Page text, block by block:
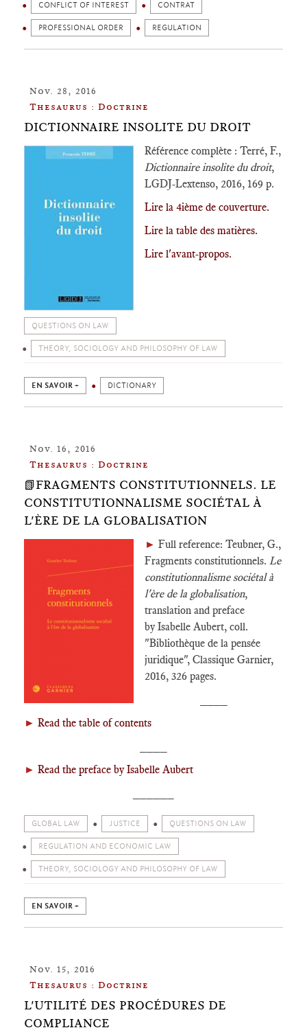
CONFLICT OF INTEREST CONTRAT
PROFESSIONAL ORDER REGULATION
Nov. 28, 2016
Thesaurus : Doctrine
DICTIONNAIRE INSOLITE DU DROIT
Référence complète : Terré, F.,
Dictionnaire insolite du droit,
LGDJ-Lextenso, 2016, 169 p.
Lire la 4ième de couverture.
Lire la table des matières.
Lire l'avant-propos.
QUESTIONS ON LAW
THEORY, SOCIOLOGY AND PHILOSOPHY OF LAW
EN SAVOIR + DICTIONARY
Nov. 16, 2016
Thesaurus : Doctrine
📗FRAGMENTS CONSTITUTIONNELS. LE
CONSTITUTIONNALISME SOCIÉTAL À
L'ÈRE DE LA GLOBALISATION
► Full reference: Teubner, G.,
Fragments constitutionnels. Le
constitutionnalisme sociétal à
l'ère de la globalisation,
translation and preface
by Isabelle Aubert, coll.
"Bibliothèque de la pensée
juridique", Classique Garnier,
2016, 326 pages.
► Read the table of contents
► Read the preface by Isabelle Aubert
GLOBAL LAW JUSTICE QUESTIONS ON LAW
REGULATION AND ECONOMIC LAW
THEORY, SOCIOLOGY AND PHILOSOPHY OF LAW
EN SAVOIR +
Nov. 15, 2016
Thesaurus : Doctrine
L'UTILITÉ DES PROCÉDURES DE
COMPLIANCE